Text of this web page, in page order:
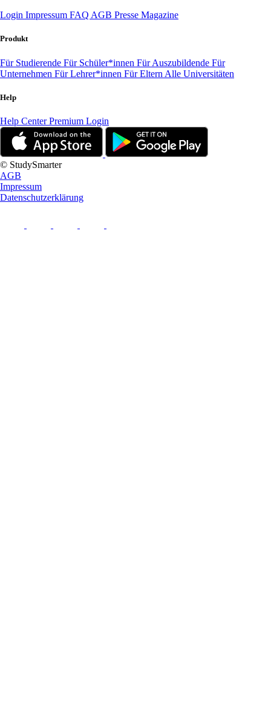
Login Impressum FAQ AGB Presse Magazine
Produkt
Für Studierende Für Schüler*innen Für Auszubildende Für
Unternehmen Für Lehrer*innen Für Eltern Alle Universitäten
Help
Help CenterPremium Login
© StudySmarter
AGB
Impressum
Datenschutzerklärung